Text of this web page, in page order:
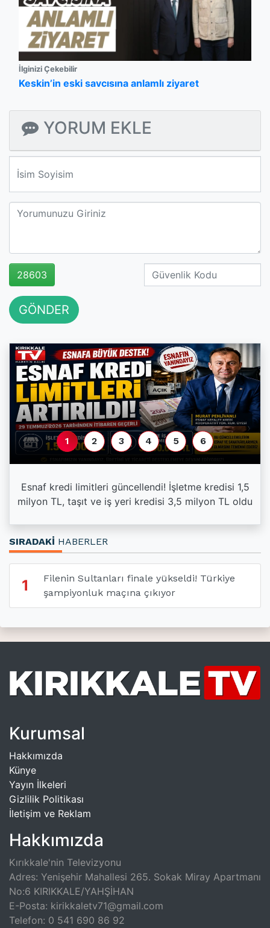
İlginizi Çekebilir
Keskin’in eski savcısına anlamlı ziyaret
YORUM EKLE
28603
GÖNDER
Esnaf kredi limitleri güncellendi! İşletme kredisi 1,5
milyon TL, taşıt ve iş yeri kredisi 3,5 milyon TL oldu
1 2 3 4 5 6
SIRADAKİ HABERLER
1
Filenin Sultanları finale yükseldi! Türkiye
şampiyonluk maçına çıkıyor
Kurumsal
Hakkımızda
Künye
Yayın İlkeleri
Gizlilik Politikası
İletişim ve Reklam
Hakkımızda
Kırıkkale'nin Televizyonu
Adres: Yenişehir Mahallesi 265. Sokak Miray Apartmanı
No:6 KIRIKKALE/YAHŞİHAN
E-Posta: kirikkaletv71@gmail.com
Telefon: 0 541 690 86 92